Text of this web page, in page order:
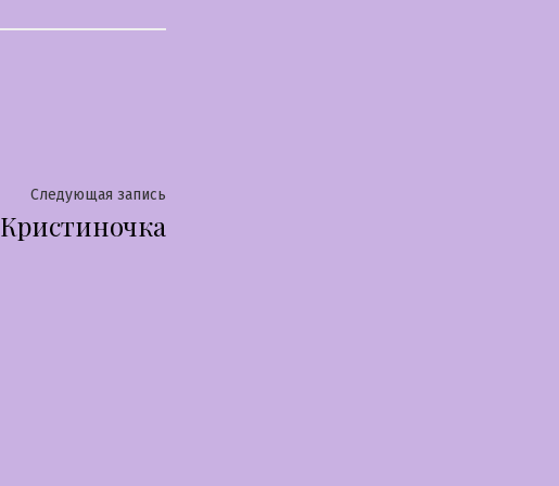
Следующая запись
Кристиночка